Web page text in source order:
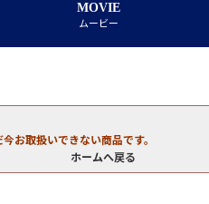
MOVIE
ムービー
お取扱いできない商品です。
ホームへ戻る